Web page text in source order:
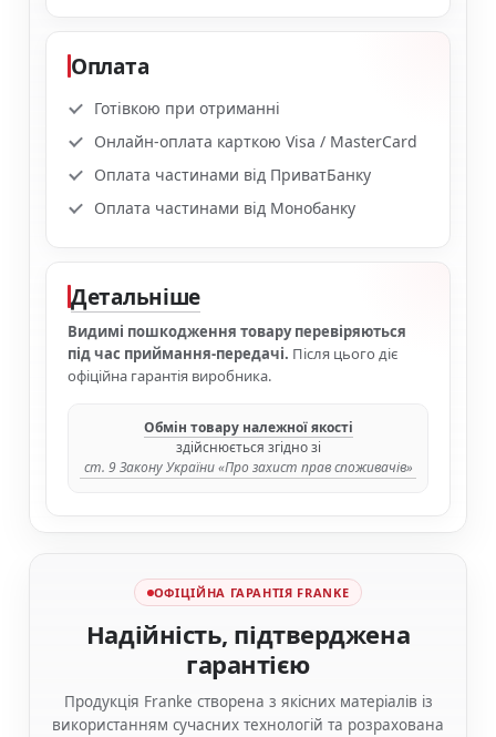
Оплата
Готівкою при отриманні
Онлайн-оплата карткою Visa / MasterCard
Оплата частинами від ПриватБанку
Оплата частинами від Монобанку
Детальніше
Видимі пошкодження товару перевіряються
під час приймання-передачі. Після цього діє
офіційна гарантія виробника.
Обмін товару належної якості
здійснюється згідно зі
ст. 9 Закону України «Про захист прав споживачів»
ОФІЦІЙНА ГАРАНТІЯ FRANKE
Надійність, підтверджена
гарантією
Продукція Franke створена з якісних матеріалів із
використанням сучасних технологій та розрахована